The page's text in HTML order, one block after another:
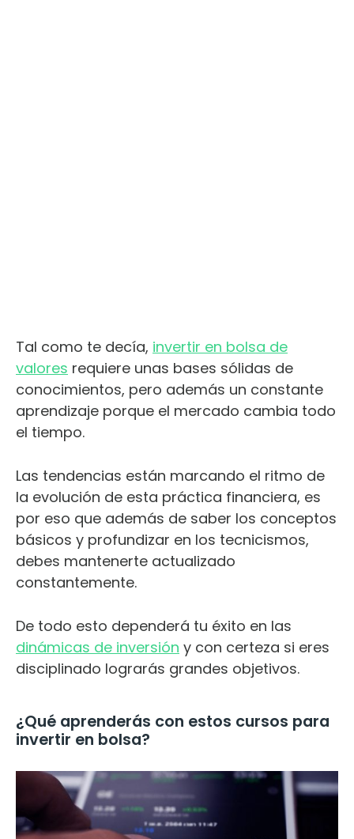
Tal como te decía, invertir en bolsa de
valores requiere unas bases sólidas de
conocimientos, pero además un constante
aprendizaje porque el mercado cambia todo
el tiempo.
Las tendencias están marcando el ritmo de
la evolución de esta práctica financiera, es
por eso que además de saber los conceptos
básicos y profundizar en los tecnicismos,
debes mantenerte actualizado
constantemente.
De todo esto dependerá tu éxito en las
dinámicas de inversión y con certeza si eres
disciplinado lograrás grandes objetivos.
¿Qué aprenderás con estos cursos para
invertir en bolsa?